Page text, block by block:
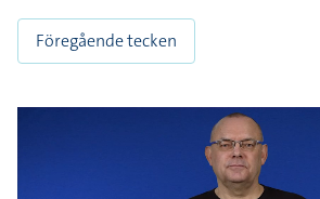
Föregående tecken